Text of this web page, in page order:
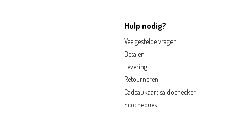
Hulp nodig?
Veelgestelde vragen
Betalen
Levering
Retourneren
Cadeaukaart saldochecker
Ecocheques